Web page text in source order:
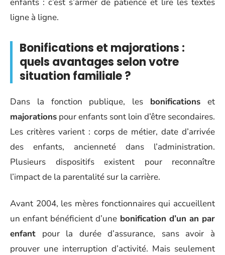
ligne à ligne.
Bonifications et majorations :
quels avantages selon votre
situation familiale ?
Dans la fonction publique, les bonifications et
majorations pour enfants sont loin d’être secondaires.
Les critères varient : corps de métier, date d’arrivée
des enfants, ancienneté dans l’administration.
Plusieurs dispositifs existent pour reconnaître
l’impact de la parentalité sur la carrière.
Avant 2004, les mères fonctionnaires qui accueillent
un enfant bénéficient d’une bonification d’un an par
enfant pour la durée d’assurance, sans avoir à
prouver une interruption d’activité. Mais seulement